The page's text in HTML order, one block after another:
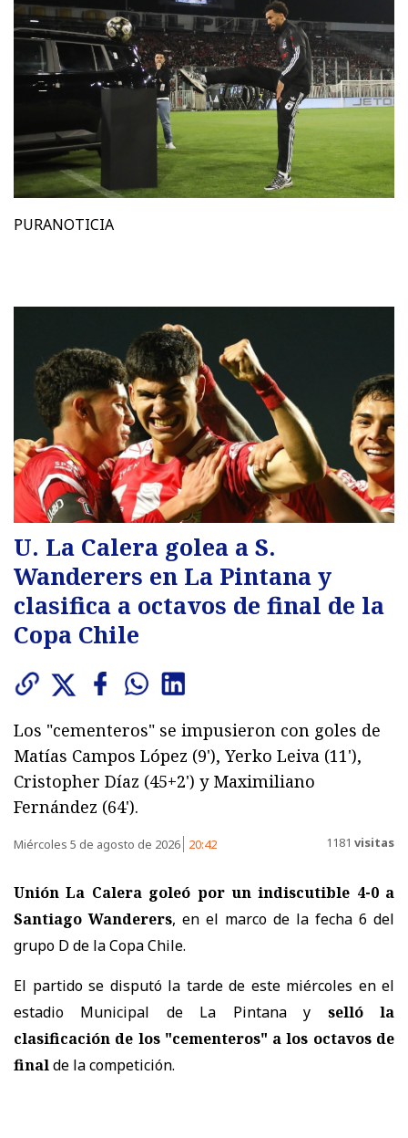
PURANOTICIA
U. La Calera golea a S.
Wanderers en La Pintana y
clasifica a octavos de final de la
Copa Chile
Los "cementeros" se impusieron con goles de
Matías Campos López (9'), Yerko Leiva (11'),
Cristopher Díaz (45+2') y Maximiliano
Fernández (64').
Miércoles 5 de agosto de 2026 20:42 1181 visitas
Unión La Calera goleó por un indiscutible 4-0 a
Santiago Wanderers, en el marco de la fecha 6 del
grupo D de la Copa Chile.
El partido se disputó la tarde de este miércoles en el
estadio Municipal de La Pintana y selló la
clasificación de los "cementeros" a los octavos de
finalde la competición.